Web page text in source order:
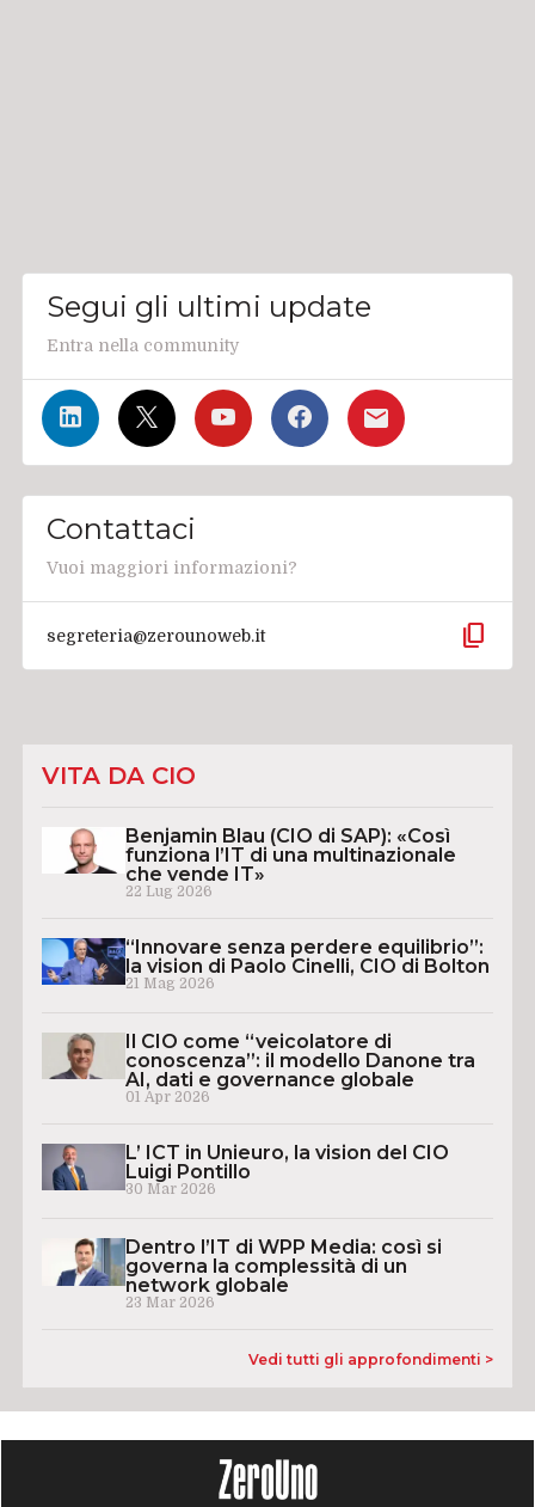
Segui gli ultimi update
Entra nella community
Contattaci
Vuoi maggiori informazioni?
segreteria@zerounoweb.it content_copy
VITA DA CIO
Benjamin Blau (CIO di SAP): «Così
funziona l’IT di una multinazionale
che vende IT»
22 Lug 2026
“Innovare senza perdere equilibrio”:
la vision di Paolo Cinelli, CIO di Bolton
21 Mag 2026
Il CIO come “veicolatore di
conoscenza”: il modello Danone tra
AI, dati e governance globale
01 Apr 2026
L’ ICT in Unieuro, la vision del CIO
Luigi Pontillo
30 Mar 2026
Dentro l’IT di WPP Media: così si
governa la complessità di un
network globale
23 Mar 2026
Vedi tutti gli approfondimenti >